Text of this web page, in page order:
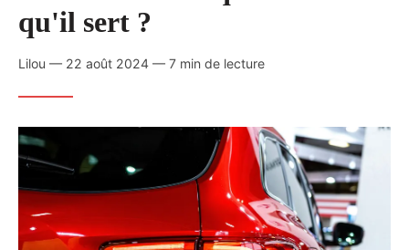
qu'il sert ?
Lilou — 22 août 2024 — 7 min de lecture